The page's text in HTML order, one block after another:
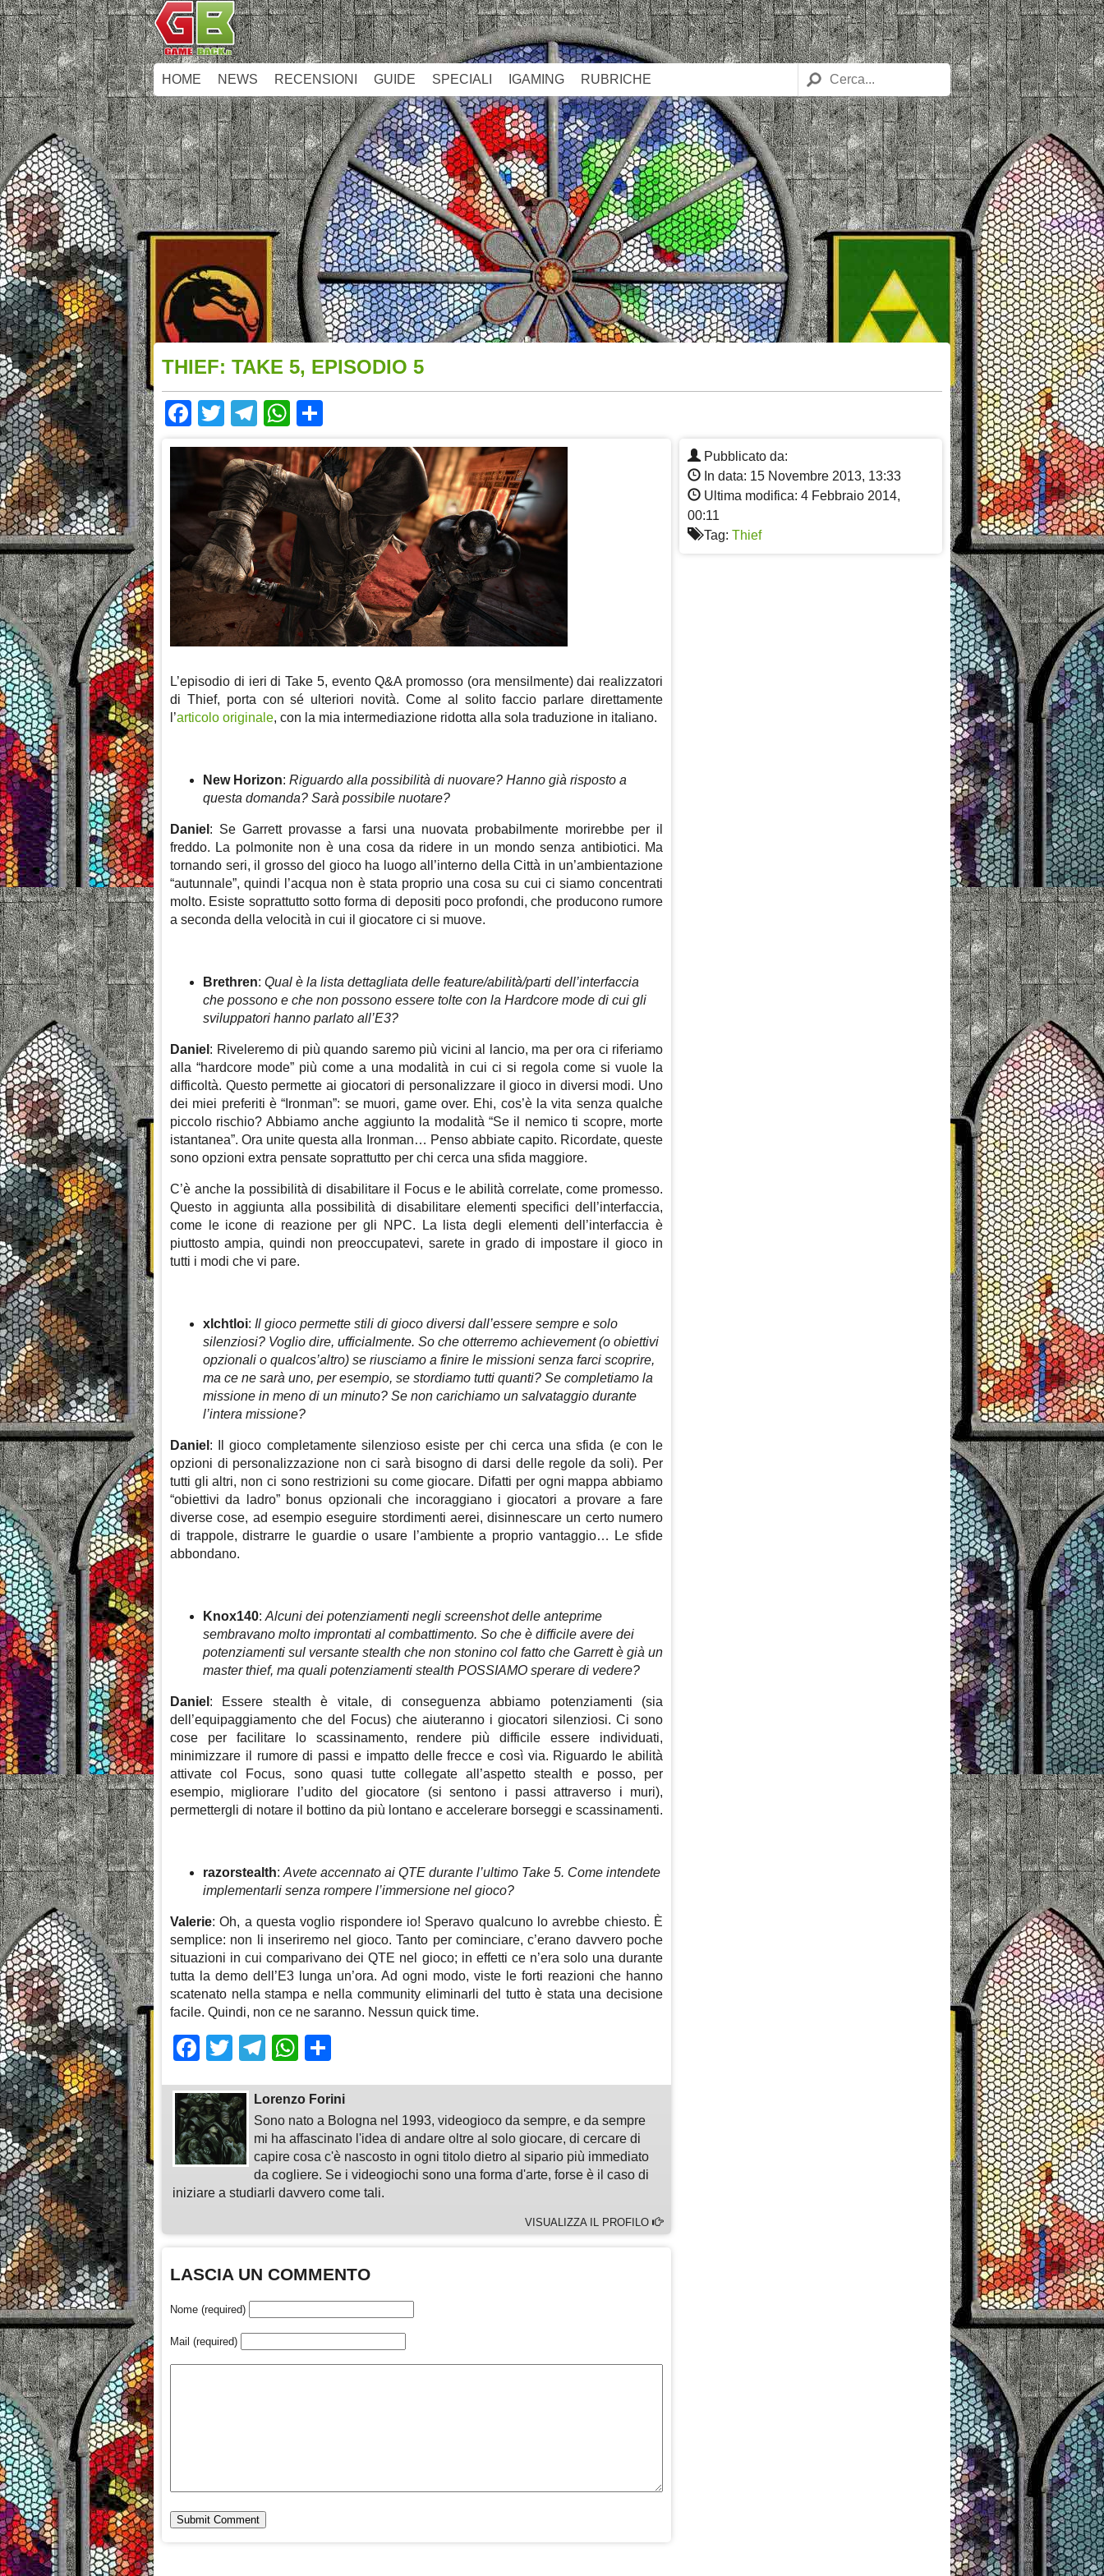
HOME NEWS RECENSIONI GUIDE SPECIALI IGAMING RUBRICHE
THIEF: TAKE 5, EPISODIO 5
Facebook
TwitterTelegram
WhatsApp
Pubblicato da:
In data: 15 Novembre 2013, 13:33
Ultima modifica: 4 Febbraio 2014,
00:11
Tag: Thief
L’episodio di ieri di Take 5, evento Q&A promosso (ora mensilmente) dai realizzatori
di Thief, porta con sé ulteriori novità. Come al solito faccio parlare direttamente
l’articolo originale, con la mia intermediazione ridotta alla sola traduzione in italiano.
New Horizon: Riguardo alla possibilità di nuovare? Hanno già risposto a
questa domanda? Sarà possibile nuotare?
Daniel : Se Garrett provasse a farsi una nuovata probabilmente morirebbe per il
freddo. La polmonite non è una cosa da ridere in un mondo senza antibiotici. Ma
tornando seri, il grosso del gioco ha luogo all’interno della Città in un’ambientazione
“autunnale”, quindi l’acqua non è stata proprio una cosa su cui ci siamo concentrati
molto. Esiste soprattutto sotto forma di depositi poco profondi, che producono rumore
a seconda della velocità in cui il giocatore ci si muove.
Brethren: Qual è la lista dettagliata delle feature/abilità/parti dell’interfaccia
che possono e che non possono essere tolte con la Hardcore mode di cui gli
sviluppatori hanno parlato all’E3?
Daniel : Riveleremo di più quando saremo più vicini al lancio, ma per ora ci riferiamo
alla “hardcore mode” più come a una modalità in cui ci si regola come si vuole la
difficoltà. Questo permette ai giocatori di personalizzare il gioco in diversi modi. Uno
dei miei preferiti è “Ironman”: se muori, game over. Ehi, cos’è la vita senza qualche
piccolo rischio? Abbiamo anche aggiunto la modalità “Se il nemico ti scopre, morte
istantanea”. Ora unite questa alla Ironman… Penso abbiate capito. Ricordate, queste
sono opzioni extra pensate soprattutto per chi cerca una sfida maggiore.
C’è anche la possibilità di disabilitare il Focus e le abilità correlate, come promesso.
Questo in aggiunta alla possibilità di disabilitare elementi specifici dell’interfaccia,
come le icone di reazione per gli NPC. La lista degli elementi dell’interfaccia è
piuttosto ampia, quindi non preoccupatevi, sarete in grado di impostare il gioco in
tutti i modi che vi pare.
xlchtloi: Il gioco permette stili di gioco diversi dall’essere sempre e solo
silenziosi? Voglio dire, ufficialmente. So che otterremo achievement (o obiettivi
opzionali o qualcos’altro) se riusciamo a finire le missioni senza farci scoprire,
ma ce ne sarà uno, per esempio, se stordiamo tutti quanti? Se completiamo la
missione in meno di un minuto? Se non carichiamo un salvataggio durante
l’intera missione?
Daniel : Il gioco completamente silenzioso esiste per chi cerca una sfida (e con le
opzioni di personalizzazione non ci sarà bisogno di darsi delle regole da soli). Per
tutti gli altri, non ci sono restrizioni su come giocare. Difatti per ogni mappa abbiamo
“obiettivi da ladro” bonus opzionali che incoraggiano i giocatori a provare a fare
diverse cose, ad esempio eseguire stordimenti aerei, disinnescare un certo numero
di trappole, distrarre le guardie o usare l’ambiente a proprio vantaggio… Le sfide
abbondano.
Knox140: Alcuni dei potenziamenti negli screenshot delle anteprime
sembravano molto improntati al combattimento. So che è difficile avere dei
potenziamenti sul versante stealth che non stonino col fatto che Garrett è già un
master thief, ma quali potenziamenti stealth POSSIAMO sperare di vedere?
Daniel : Essere stealth è vitale, di conseguenza abbiamo potenziamenti (sia
dell’equipaggiamento che del Focus) che aiuteranno i giocatori silenziosi. Ci sono
cose per facilitare lo scassinamento, rendere più difficile essere individuati,
minimizzare il rumore di passi e impatto delle frecce e così via. Riguardo le abilità
attivate col Focus, sono quasi tutte collegate all’aspetto stealth e posso, per
esempio, migliorare l’udito del giocatore (si sentono i passi attraverso i muri),
permettergli di notare il bottino da più lontano e accelerare borseggi e scassinamenti.
razorstealth: Avete accennato ai QTE durante l’ultimo Take 5. Come intendete
implementarli senza rompere l’immersione nel gioco?
Valerie: Oh, a questa voglio rispondere io! Speravo qualcuno lo avrebbe chiesto. È
semplice: non li inseriremo nel gioco. Tanto per cominciare, c’erano davvero poche
situazioni in cui comparivano dei QTE nel gioco; in effetti ce n’era solo una durante
tutta la demo dell’E3 lunga un’ora. Ad ogni modo, viste le forti reazioni che hanno
scatenato nella stampa e nella community eliminarli del tutto è stata una decisione
facile. Quindi, non ce ne saranno. Nessun quick time.
Facebook
TwitterTelegram
WhatsApp
Lorenzo Forini
Sono nato a Bologna nel 1993, videogioco da sempre, e da sempre
mi ha affascinato l'idea di andare oltre al solo giocare, di cercare di
capire cosa c'è nascosto in ogni titolo dietro al sipario più immediato
da cogliere. Se i videogiochi sono una forma d'arte, forse è il caso di
iniziare a studiarli davvero come tali.
VISUALIZZA IL PROFILO
LASCIA UN COMMENTO
Nome (required)
Mail (required)